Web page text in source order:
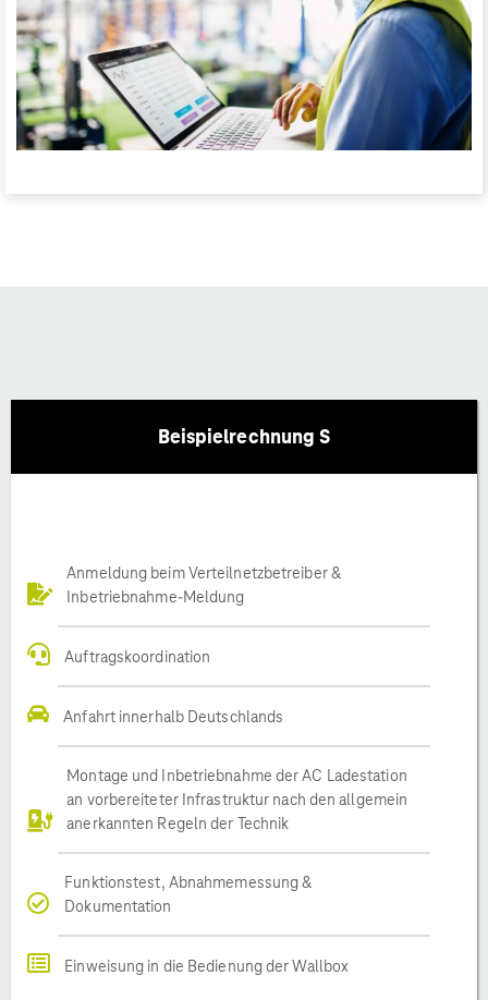
Beispielrechnung S
Anmeldung beim Verteilnetzbetreiber &
Inbetriebnahme-Meldung
Auftragskoordination
Anfahrt innerhalb Deutschlands
Montage und Inbetriebnahme der AC Ladestation
an vorbereiteter Infrastruktur nach den allgemein
anerkannten Regeln der Technik
Funktionstest, Abnahmemessung &
Dokumentation
Einweisung in die Bedienung der Wallbox